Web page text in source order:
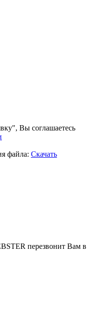
Вы соглашаетесь
файла: Скачать
перезвонит Вам в